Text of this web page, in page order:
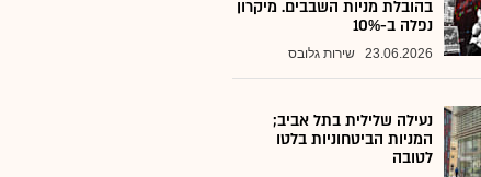
בהובלת מניות השבבים. מיקרון
נפלה ב-10%
23.06.2026 שירות גלובס
נעילה שלילית בתל אביב;
המניות הביטחוניות בלטו
לטובה